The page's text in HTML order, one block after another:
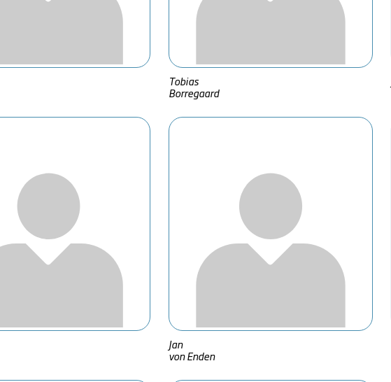
Tobias
Borregaard
Jan
von Enden